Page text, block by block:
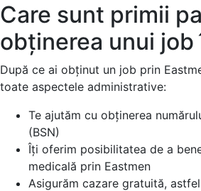
Care sunt primii
obținerea unui job
După ce ai obținut un job prin
toate aspectele administrative:
Te ajutăm cu obținerea
(BSN)
Îți oferim posibilitatea de a
medicală prin Eastmen
Asigurăm cazare gratuită,